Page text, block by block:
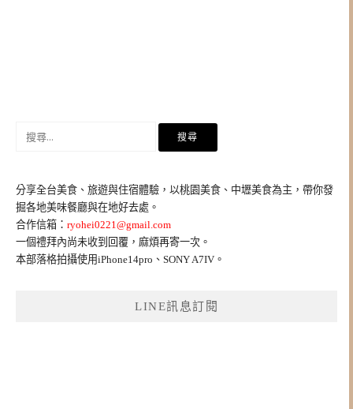
字:
分享全台美食、旅遊與住宿體驗，以桃園美食、中壢美食為主，帶你發
掘各地美味餐廳與在地好去處。
合作信箱： ryohei0221@gmail.com
一個禮拜內尚未收到回覆，麻煩再寄一次。
本部落格拍攝使用iPhone14pro、SONY A7IV。
LINE訊息訂閱